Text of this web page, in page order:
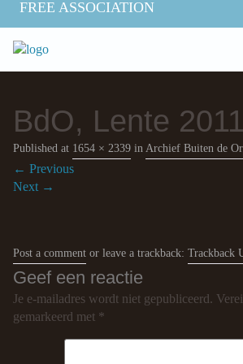
FREE ASSOCIATION
BdO, Lente 2011
Published at 1654 × 2339 inArchief Buiten de
← Previous
Next →
Post a comment or leave a trackback: Trackback
Geef een reactie
Je e-mailadres wordt niet gepubliceerd.
gemarkeerd met *